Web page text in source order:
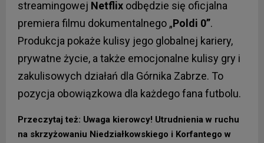
streamingowej Netflix odbędzie się oficjalna
premiera filmu dokumentalnego „Poldi 0”.
Produkcja pokaże kulisy jego globalnej kariery,
prywatne życie, a także emocjonalne kulisy gry i
zakulisowych działań dla Górnika Zabrze. To
pozycja obowiązkowa dla każdego fana futbolu.
Przeczytaj też: Uwaga kierowcy! Utrudnienia w ruchu
na skrzyżowaniu Niedziałkowskiego i Korfantego w